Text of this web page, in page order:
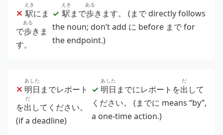
✕ 駅
えき
にま
で歩
ある
きま
す。
✓ 駅
えき
まで歩
ある
きます。
(まで directly follows
the noun; don’t add に before まで for
the endpoint.)
✕ 明日
あした
までレポート
を出
だ
してください。
(if a deadline)
✓ 明日
あした
までにレポートを出
だ
して
ください。
(までに means “by”,
a one‑time action.)